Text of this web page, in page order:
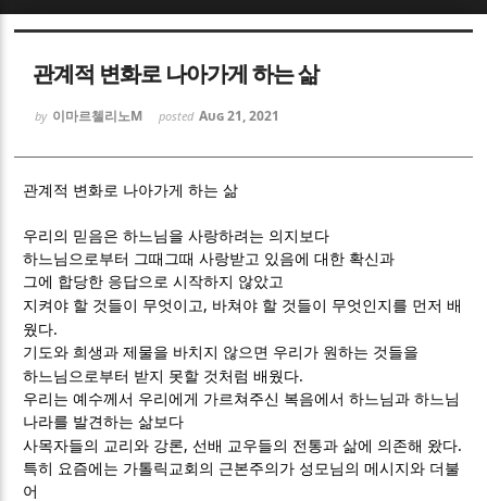
관계적 변화로 나아가게 하는 삶
by 이마르첼리노M posted Aug 21, 2021
관계적 변화로 나아가게 하는 삶
우리의 믿음은 하느님을 사랑하려는 의지보다
하느님으로부터 그때그때 사랑받고 있음에 대한 확신과
그에 합당한 응답으로 시작하지 않았고
지켜야 할 것들이 무엇이고 , 바쳐야 할 것들이 무엇인지를 먼저 배
웠다.
기도와 희생과 제물을 바치지 않으면 우리가 원하는 것들을
하느님으로부터 받지 못할 것처럼 배웠다.
우리는 예수께서 우리에게 가르쳐주신 복음에서 하느님과 하느님
나라를 발견하는 삶보다
사목자들의 교리와 강론,선배 교우들의 전통과 삶에 의존해 왔다.
특히 요즘에는 가톨릭교회의 근본주의가 성모님의 메시지와 더불
어
Sketchbook5, 스케치북5
Sketchbook5, 스케치북5
Sketchbook5, 스케치북5
Sketchbook5, 스케치북5